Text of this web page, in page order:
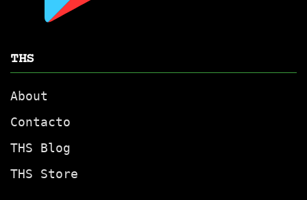
THS
About
Contacto
THS Blog
THS Store